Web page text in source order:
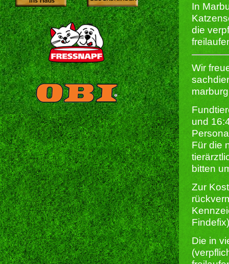
In
die
Wir
und
Für die
bitten
Zur
Die in